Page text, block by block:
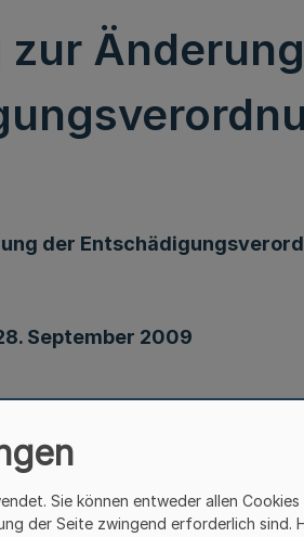
zur
der
September 2009
6 Satz 1 und des § 46 Satz 1
Sie können entweder allen Cookies
der Seite zwingend erforderlich sind.